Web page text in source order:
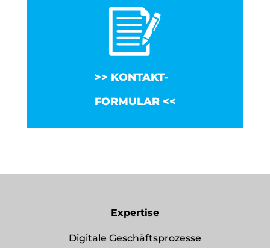
KONTAKT-
FORMULAR <<
Expertise
Digitale Geschäftsprozesse